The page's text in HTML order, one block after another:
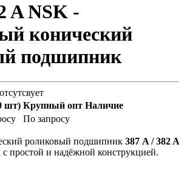
A NSK -
конический
подшипник
шт) Крупный опт Наличие
По запросу
роликовый подшипник 387 A / 382 A
простой и надёжной конструкцией.